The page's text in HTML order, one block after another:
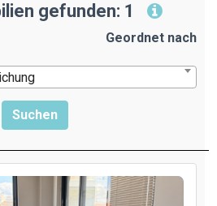
gefunden: 1
Geordnet nach